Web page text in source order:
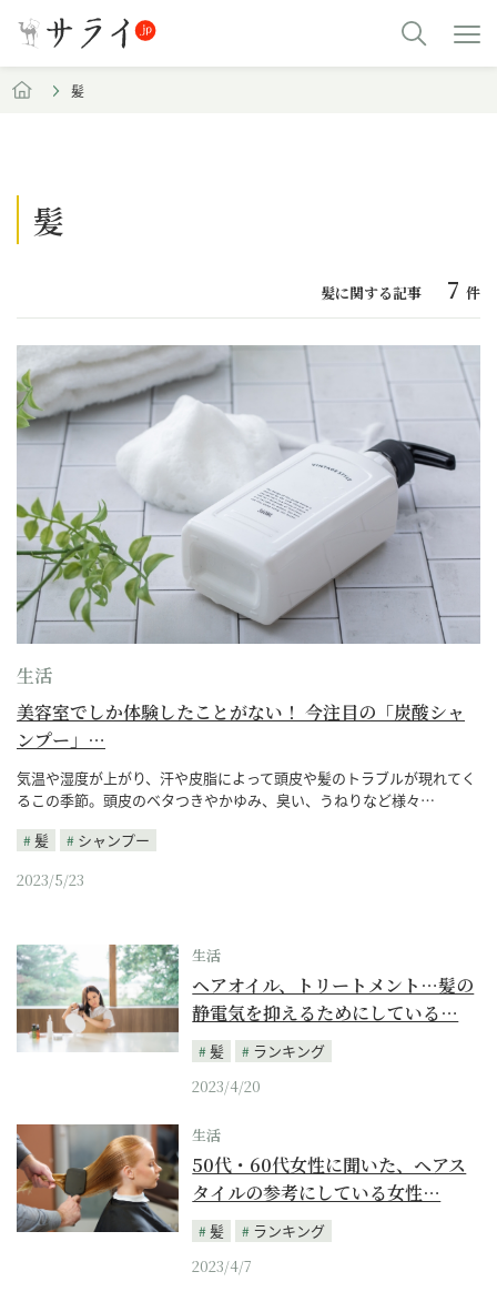
髪
髪
髪に関する記事 7 件
生活
美容室でしか体験したことがない！ 今注目の「炭酸シャ
ンプー」…
気温や湿度が上がり、汗や皮脂によって頭皮や髪のトラブルが現れてく
るこの季節。頭皮のベタつきやかゆみ、臭い、うねりなど様々…
髪
シャンプー
2023/5/23
生活
ヘアオイル、トリートメント…髪の
静電気を抑えるためにしている…
髪
ランキング
2023/4/20
生活
50代・60代女性に聞いた、ヘアス
タイルの参考にしている女性…
髪
ランキング
2023/4/7